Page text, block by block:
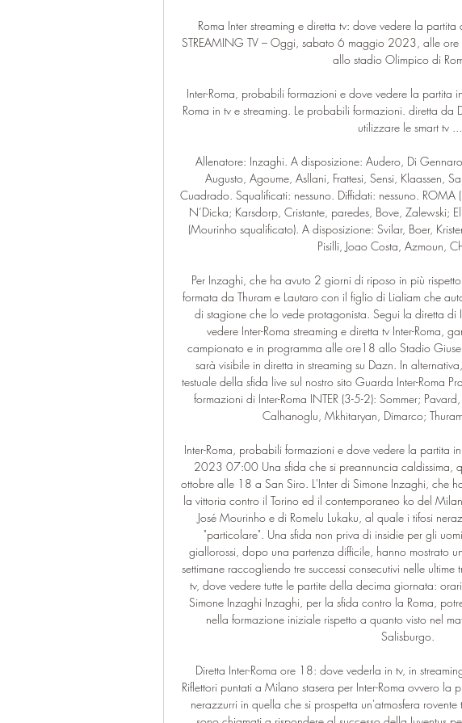
Roma Inter streaming e diretta tv: dove vedere la
STREAMING TV – Oggi, sabato 6 maggio 2023, alle
allo stadio Olimpico di
Inter-Roma, probabili formazioni e dove vedere la partita
Roma in tv e streaming. Le probabili formazioni. diretta da
utilizzare le smart tv ...
Allenatore: Inzaghi. A disposizione: Audero, Di
Augusto, Agoume, Asllani, Frattesi, Sensi, Klaassen,
Cuadrado. Squalificati: nessuno. Diffidati: nessuno. ROMA
N’Dicka; Karsdorp, Cristante, paredes, Bove, Zalewski;
(Mourinho squalificato). A disposizione: Svilar, Boer,
Pisilli, Joao Costa, Azmoun,
Per Inzaghi, che ha avuto 2 giorni di riposo in più
formata da Thuram e Lautaro con il figlio di Lialiam che
di stagione che lo vede protagonista. Segui la diretta di
vedere Inter-Roma streaming e diretta tv Inter-Roma,
campionato e in programma alle ore18 allo Stadio
sarà visibile in diretta in streaming su Dazn. In
testuale della sfida live sul nostro sito Guarda Inter-Roma
formazioni di Inter-Roma INTER (3-5-2): Sommer;
Calhanoglu, Mkhitaryan, Dimarco;
Inter-Roma, probabili formazioni e dove vedere la partita
2023 07:00 Una sfida che si preannuncia caldissima,
ottobre alle 18 a San Siro. L'Inter di Simone Inzaghi, che
la vittoria contro il Torino ed il contemporaneo ko del
José Mourinho e di Romelu Lukaku, al quale i tifosi
"particolare". Una sfida non priva di insidie per gli
giallorossi, dopo una partenza difficile, hanno mostrato
settimane raccogliendo tre successi consecutivi nelle
tv, dove vedere tutte le partite della decima giornata:
Simone Inzaghi Inzaghi, per la sfida contro la Roma,
nella formazione iniziale rispetto a quanto visto nel
Salisburgo.
Diretta Inter-Roma ore 18: dove vederla in tv, in
Riflettori puntati a Milano stasera per Inter-Roma ovvero la
nerazzurri in quella che si prospetta un'atmosfera